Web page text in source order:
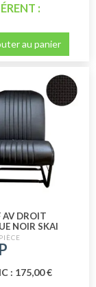
:
au panier
AV DROIT
NOIR SKAI
: 175,00 €